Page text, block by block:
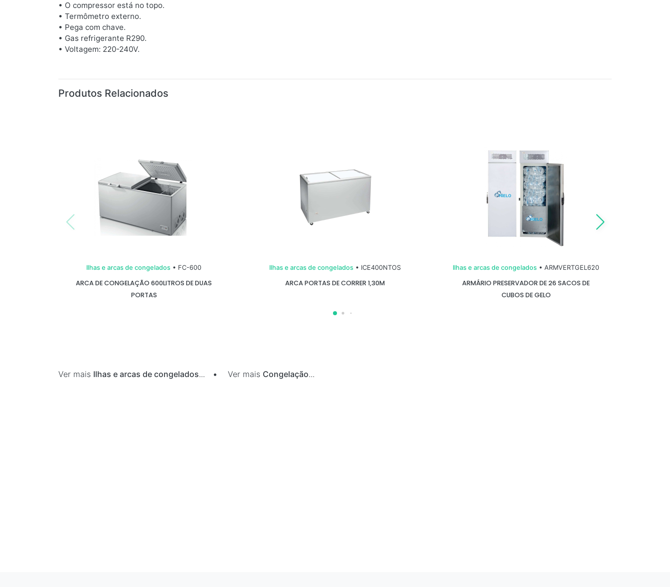
• O compressor está no topo.
• Termômetro externo.
• Pega com chave.
• Gas refrigerante R290.
• Voltagem: 220-240V.
Produtos Relacionados
Ilhas e arcas de congelados • FC-600
ARCA DE CONGELAÇÃO 600LITROS DE DUAS
PORTAS
Ilhas e arcas de congelados• ICE400NTOS
ARCA PORTAS DE CORRER 1,30M
Ilhas e arcas de congelados • ARMVERTGEL620
ARMÁRIO PRESERVADOR DE 26 SACOS DE
CUBOS DE GELO
Ver mais Ilhas e arcas de congelados... • Ver mais Congelação...